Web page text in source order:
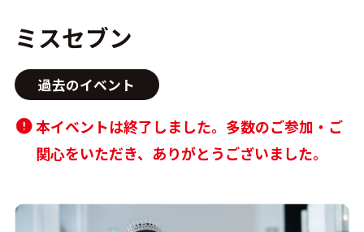
CONTACT
ミスセブン
過去のイベント
本イベントは終了しました。多数のご参加・ご
関心をいただき、ありがとうございました。